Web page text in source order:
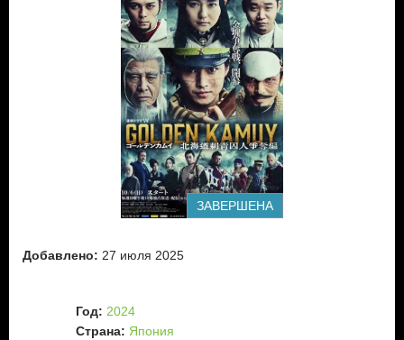
ЗАВЕРШЕНА
Добавлено: 27 июля 2025
Год: 2024
Страна: Япония